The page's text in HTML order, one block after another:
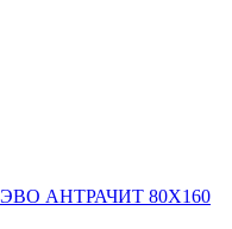
АНТРАЧИТ 80X160